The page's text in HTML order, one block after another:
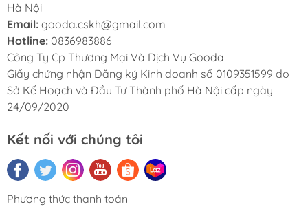
Hà Nội
Email: gooda.cskh@gmail.com
Hotline: 0836983886
Công Ty Cp Thương Mại Và Dịch Vụ Gooda
Giấy chứng nhận Đăng ký Kinh doanh số 0109351599 do
Sở Kế Hoạch và Đầu Tư Thành phố Hà Nội cấp ngày
24/09/2020
Kết nối với chúng tôi
Phương thức thanh toán